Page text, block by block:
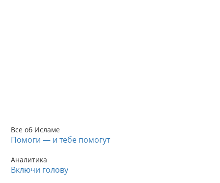
Все об Исламе
Помоги — и тебе помогут
Аналитика
Включи голову